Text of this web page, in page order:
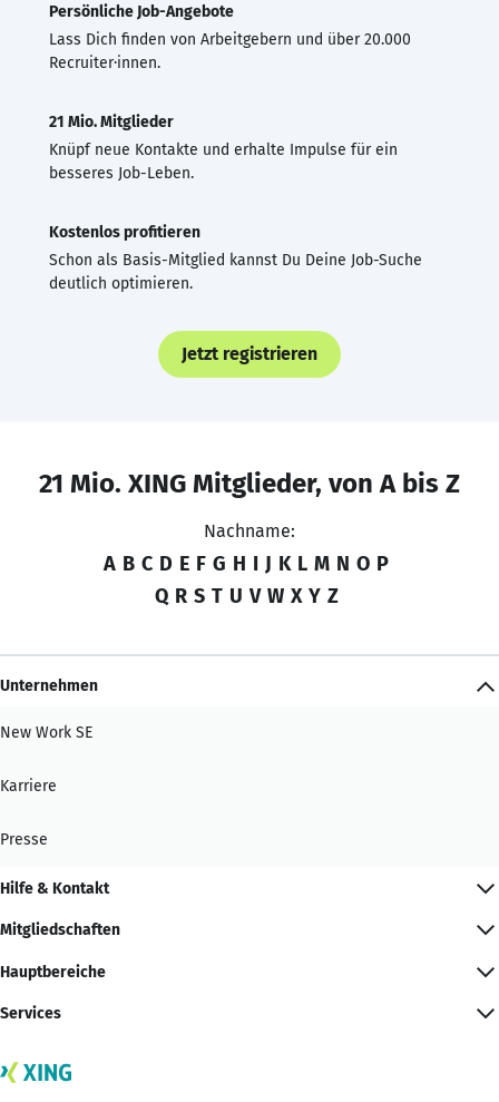
Persönliche Job-Angebote
Lass Dich finden von Arbeitgebern und über 20.000
Recruiter·innen.
21 Mio. Mitglieder
Knüpf neue Kontakte und erhalte Impulse für ein
besseres Job-Leben.
Kostenlos profitieren
Schon als Basis-Mitglied kannst Du Deine Job-Suche
deutlich optimieren.
Jetzt registrieren
21 Mio. XING Mitglieder, von A bis Z
Nachname:
A B C D E F G H I J K L M N O P
Q R S T U V W X Y Z
Unternehmen
New Work SE
Karriere
Presse
Hilfe & Kontakt
Mitgliedschaften
Hauptbereiche
Services